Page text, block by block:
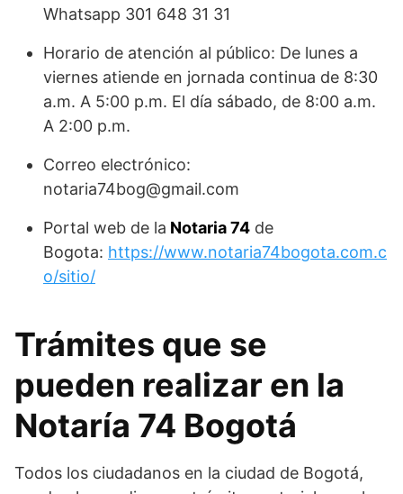
Whatsapp 301 648 31 31
Horario de atención al público: De lunes a
viernes atiende en jornada continua de 8:30
a.m. A 5:00 p.m. El día sábado, de 8:00 a.m.
A 2:00 p.m.
Correo electrónico:
notaria74bog@gmail.com
Portal web de la Notaria 74 de
Bogota: https://www.notaria74bogota.com.c
o/sitio/
Trámites que se
pueden realizar en la
Notaría 74 Bogotá
Todos los ciudadanos en la ciudad de Bogotá,